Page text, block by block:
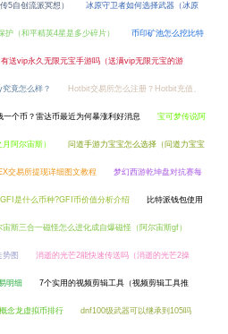
5自创流派冥想） 冰原守卫者如何选择武器（冰原
护（和平精英4星是多少碎片） 币印矿池怎么挖比特
有送vip永久无限元宝手游吗（送满vip无限元宝的游
竟怎么样？ Hotbit交易所怎么注册？Hotbit充值、
一个币？雷达币最近为何暴涨利好消息 宝可梦传说阿
阿尔宙斯） 问道手游力宝宝怎么选择（问道力宝宝
交易所提现详细图文教程 梦幻西游乾坤盘对抗赛每
GFI是什么币种?GFI币价值分析介绍 比特派钱包使用
宙斯三合一磁怪怎么进化成自爆磁怪（阿尔宙斯gf）
图 消逝的光芒2能快速传送吗（消逝的光芒2操
明细 7个实用的视频剪辑工具（视频剪辑工具推
念龙虚拟币排行 dnf100级武器可以继承到105吗